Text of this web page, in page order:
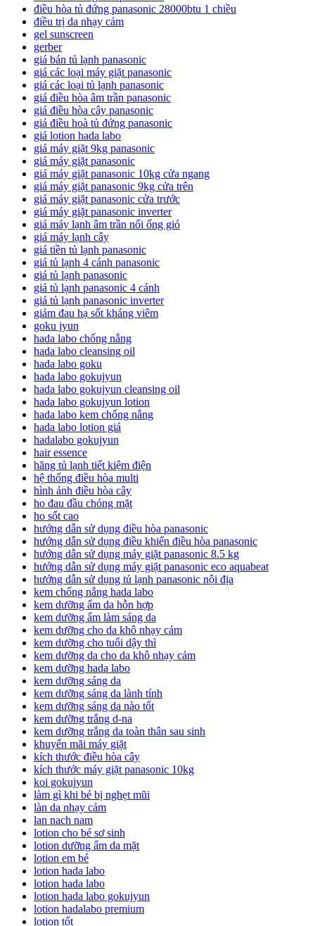
điều hòa tủ đứng panasonic 28000btu 1 chiều
điều trị da nhạy cảm
gel sunscreen
gerber
giá bán tủ lạnh panasonic
giá các loại máy giặt panasonic
giá các loại tủ lạnh panasonic
giá điều hòa âm trần panasonic
giá điều hòa cây panasonic
giá điều hoà tủ đứng panasonic
giá lotion hada labo
giá máy giặt 9kg panasonic
giá máy giặt panasonic
giá máy giặt panasonic 10kg cửa ngang
giá máy giặt panasonic 9kg cửa trên
giá máy giặt panasonic cửa trước
giá máy giặt panasonic inverter
giá máy lạnh âm trần nối ống gió
giá máy lạnh cây
giá tiền tủ lạnh panasonic
giá tủ lạnh 4 cánh panasonic
giá tủ lạnh panasonic
giá tủ lạnh panasonic 4 cánh
giá tủ lạnh panasonic inverter
giảm đau hạ sốt kháng viêm
goku jyun
hada labo chống nắng
hada labo cleansing oil
hada labo goku
hada labo gokujyun
hada labo gokujyun cleansing oil
hada labo gokujyun lotion
hada labo kem chống nắng
hada labo lotion giá
hadalabo gokujyun
hair essence
hãng tủ lạnh tiết kiệm điện
hệ thống điều hòa multi
hình ảnh điều hòa cây
ho đau đầu chóng mặt
ho sốt cao
hướng dẫn sử dụng điều hòa panasonic
hướng dẫn sử dụng điều khiển điều hòa panasonic
hướng dẫn sử dụng máy giặt panasonic 8.5 kg
hướng dẫn sử dụng máy giặt panasonic eco aquabeat
hướng dẫn sử dụng tủ lạnh panasonic nội địa
kem chống nắng hada labo
kem dưỡng ẩm da hỗn hợp
kem dưỡng ẩm làm sáng da
kem dưỡng cho da khô nhạy cảm
kem dưỡng cho tuổi dậy thì
kem dưỡng da cho da khô nhạy cảm
kem dưỡng hada labo
kem dưỡng sáng da
kem dưỡng sáng da lành tính
kem dưỡng sáng da nào tốt
kem dưỡng trắng d-na
kem dưỡng trắng da toàn thân sau sinh
khuyến mãi máy giặt
kích thước điều hòa cây
kích thước máy giặt panasonic 10kg
koi gokujyun
làm gì khi bé bị nghẹt mũi
làn da nhạy cảm
lan nach nam
lotion cho bé sơ sinh
lotion dưỡng ẩm da mặt
lotion em bé
lotion hada labo
lotion hada labo
lotion hada labo gokujyun
lotion hadalabo premium
lotion tốt